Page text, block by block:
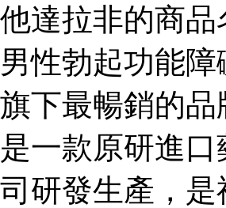
他達拉非的商品
男性勃起功能
旗下最暢銷的品
是一款原研進
司研發生產，